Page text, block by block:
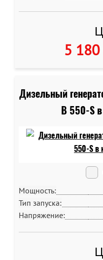
5
Дизельный
B 550-S
Мощность:
Тип запуска:
Напряжение: